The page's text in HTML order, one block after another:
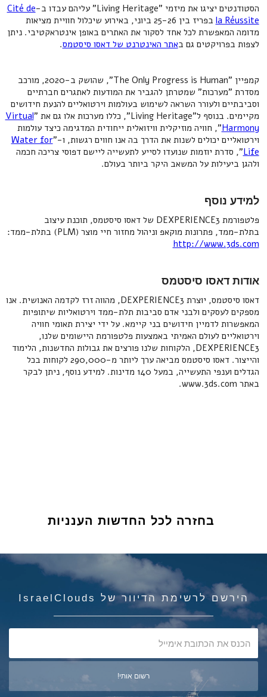
הסטודנטים יציגו את מיזמי "Living Heritage" עליהם עבדו ב-
Cité de
la Réussite
בפריז בין 25-26 ביוני, באירוע שיכלול חוויית מציאות
מדומה המאפשרת לכל אחד לסקור את האתרים באופן אינטראקטיבי. ניתן
לצפות בפרויקטים גם באתר האינטרנט של דאסו סיסטמס.
קמפיין "The Only Progress is Human", שהושק ב-2020, מורכב
מסדרת "מערכות" שמטרתן להגביר את המודעות לאתגרים חברתיים
וסביבתיים ולעורר השראה לשימוש בעולמות וירטואליים להנעת חידושים
מקיימים. בנוסף ל"Living Heritage", כללו מערכות אלו גם את "
Virtual
Harmony", חוויה מוזיקלית וויזואלית ייחודית המדגימה כיצד עולמות
וירטואליים יכולים לשנות את הדרך בה אנו חווים רגשות, ו-"Water for
Life", סדרת יוזמות שנועדו לסייע לתעשייה ליישם דפוסי צריכה חכמה
ולהגן ביעילות על המשאב היקר ביותר בעולם.
למידע נוסף
פלטפורמת DEXPERIENCE3 של דאסו סיסטמס, תוכנת עיצוב
בתלת-ממד, פתרונות מוקאפ וניהול מחזור חיי מוצר (PLM) בתלת-ממד:
http://www.3ds.com
אודות דאסו סיסטמס
דאסו סיסטמס, יוצרת DEXPERIENCE3, מהווה זרז לקדמה האנושית. אנו
מספקים לעסקים ולבני אדם סביבות תלת-ממד וירטואליות שיתופיות
המאפשרות לדמיין חידושים בני קיימא. על ידי יצירת תאומי חוויה
וירטואליים לעולם האמיתי באמצעות פלטפורמת היישומים שלנו,
DEXPERIENCE3, הלקוחות שלנו פורצים את גבולות החדשנות, הלימוד
והייצור. דאסו סיסטמס מביאה ערך ליותר מ-290,000 לקוחות בכל
הגדלים וענפי התעשייה, במעל 140 מדינות. למידע נוסף, ניתן לבקר
באתר www.3ds.com.
בחזרה לכל החדשות הענניות
הירשם לרשימת הדיוור של IsraelClouds